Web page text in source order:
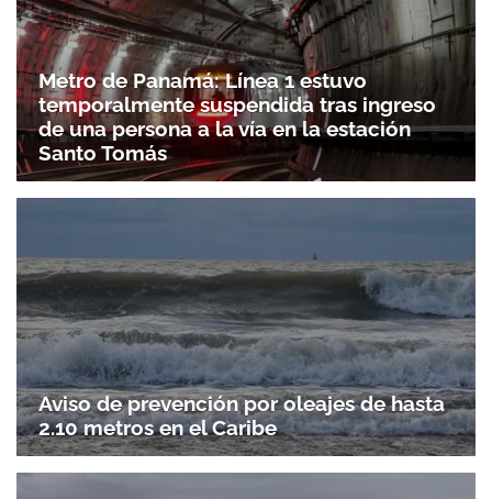
Metro de Panamá: Línea 1 estuvo
temporalmente suspendida tras ingreso
de una persona a la vía en la estación
Santo Tomás
Aviso de prevención por oleajes de hasta
2.10 metros en el Caribe